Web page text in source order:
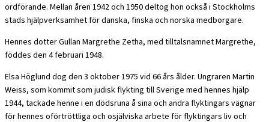
ordförande. Mellan åren 1942 och 1950 deltog hon också i Stockholms
stads hjälpverksamhet för danska, finska och norska medborgare.
Hennes dotter Gullan Margrethe Zetha, med tilltalsnamnet Margrethe,
föddes den 4 februari 1948.
Elsa Höglund dog den 3 oktober 1975 vid 66 års ålder. Ungraren Martin
Weiss, som kommit som judisk flykting till Sverige med hennes hjälp
1944, tackade henne i en dödsruna å sina och andra flyktingars vägnar
för hennes oförtröttliga och osjälviska arbete för flyktingars liv och